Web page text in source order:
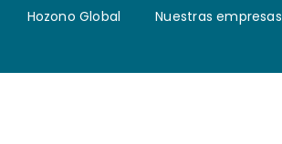
Hozono Global Nuestras empresas